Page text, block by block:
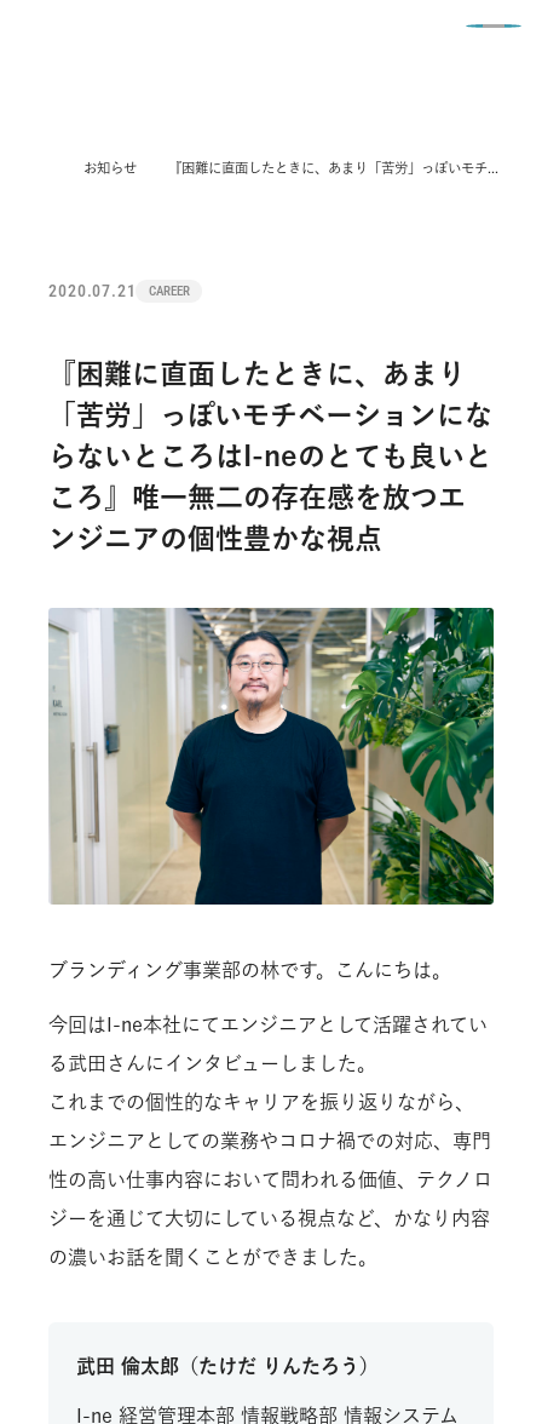
会社情報トップ
会社概要
企業沿革
電子公告
I-neの公式note
JBIST
オンライン・オフライン
NEWS
SUSTAINABILITY
TOPICS
CAREER
サステナビリティ トップメッセージ
Social Beauty Project I-ne
環境
ガバナンス
ESGデータ
外部からの評価・賛同するイニシアチブ
経営理念
中期経営計画・成長戦略
IRライブラリー
財務ハイライト
株式情報
ガバナンス
内部統制システムに関する基本方針
事業等のリスク
採用情報トップ
従業員の成長と活躍を支える制度
人的資本戦略​
よくあるご質問
採用エントリー
各種ポリシー
情報セキュリティポリシー
ソーシャルメディアポリシー
SNS一覧リスト
ディスクロージャーポリシー
腐敗防止ポリシー
顧客対応ポリシー
環境ポリシー
サプライチェーンポリシー
お知らせ 『困難に直面したときに、あまり「苦労」っぽいモチベーションにならないところはI-neのとても良いところ』唯一無二の存在感を放つエンジニアの個性豊かな視点
2020.07.21 CAREER
『困難に直面したときに、あまり
「苦労」っぽいモチベーションにな
らないところはI-neのとても良いと
ころ』唯一無二の存在感を放つエ
ンジニアの個性豊かな視点
ブランディング事業部の林です。こんにちは。
今回はI-ne本社にてエンジニアとして活躍されてい
る武田さんにインタビューしました。
これまでの個性的なキャリアを振り返りながら、
エンジニアとしての業務やコロナ禍での対応、専門
性の高い仕事内容において問われる価値、テクノロ
ジーを通じて大切にしている視点など、かなり内容
の濃いお話を聞くことができました。
武田 倫太郎（たけだ りんたろう）
I-ne 経営管理本部 情報戦略部 情報システム